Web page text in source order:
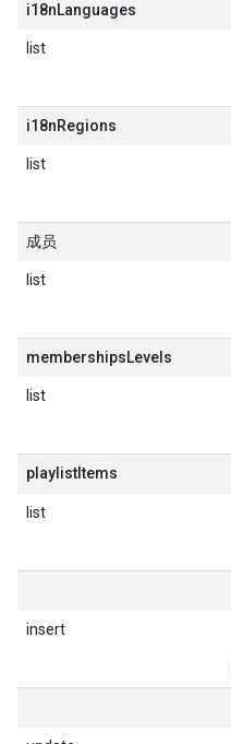
i18nLanguages
list
i18nRegions
list
成员
list
membershipsLevels
list
playlistItems
list
insert